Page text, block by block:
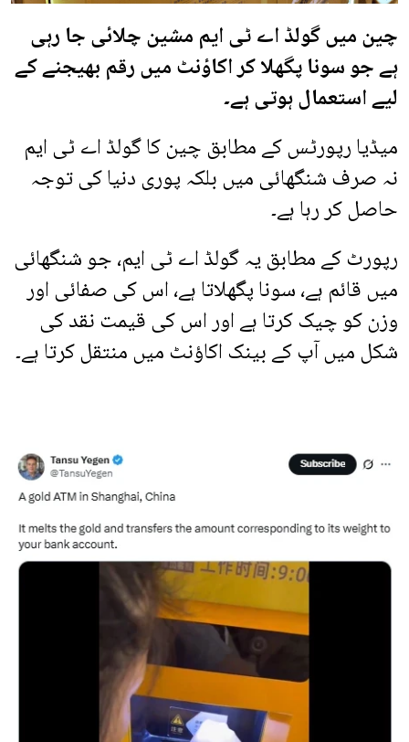
چین میں گولڈ اے ٹی ایم مشین چلائی جا رہی
ہے جو سونا پگھلا کر اکاؤنٹ میں رقم بھیجنے کے
لیے استعمال ہوتی ہے۔
میڈیا رپورٹس کے مطابق چین کا گولڈ اے ٹی ایم
نہ صرف شنگھائی میں بلکہ پوری دنیا کی توجہ
حاصل کر رہا ہے۔
رپورٹ کے مطابق یہ گولڈ اے ٹی ایم، جو شنگھائی
میں قائم ہے، سونا پگھلاتا ہے، اس کی صفائی اور
وزن کو چیک کرتا ہے اور اس کی قیمت نقد کی
شکل میں آپ کے بینک اکاؤنٹ میں منتقل کرتا ہے۔